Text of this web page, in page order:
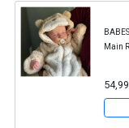
Main